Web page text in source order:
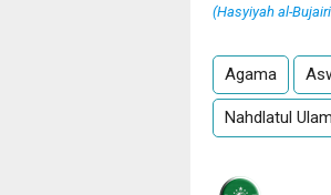
(Hasyiyah al-
Agama
Nahdlatul